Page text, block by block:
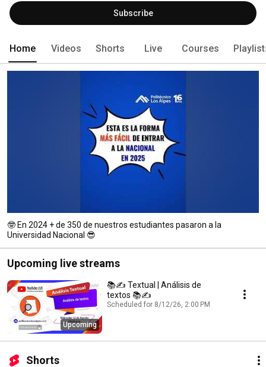
Subscribe
Home Videos Shorts Live Courses
🤓 En 2024 + de 350 de nuestros estudiantes pasaron a la
Universidad Nacional 😎
Upcoming live streams
Upcoming
📚✍️ Textual | Análisis de
textos 📚✍️
Scheduled for 8/12/26, 2:00 PM
Shorts